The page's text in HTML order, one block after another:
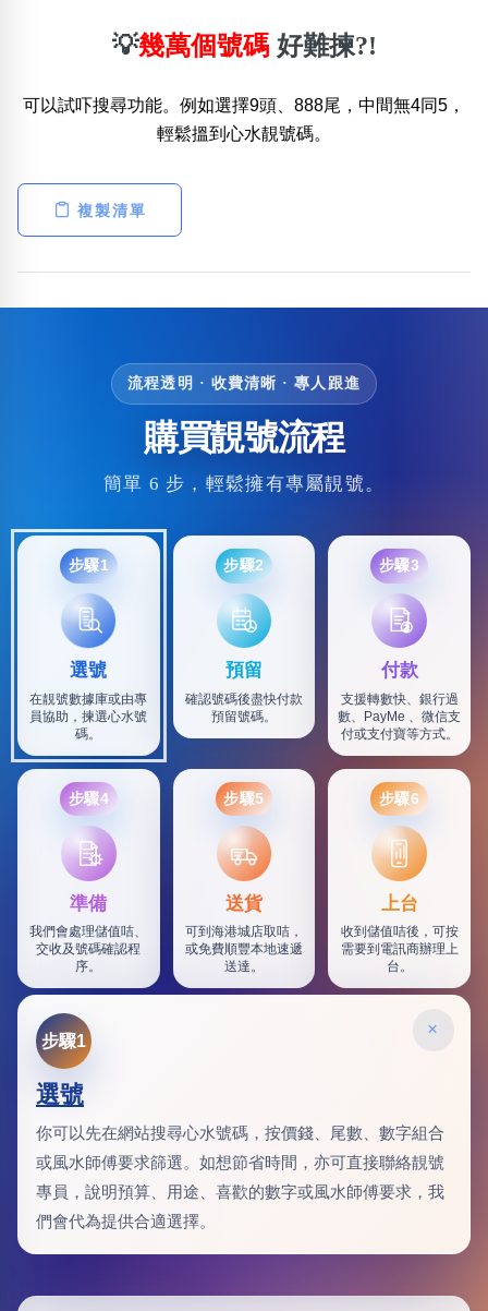
💡幾萬個號碼 好難揀?!
可以試吓搜尋功能。例如選擇9頭、888尾，中間無4同5，
輕鬆搵到心水靚號碼。
複製清單
流程透明 · 收費清晰 · 專人跟進
購買靚號流程
簡單 6 步，輕鬆擁有專屬靚號。
步驟1
選號
在靚號數據庫或由專
員協助，揀選心水號
碼。
步驟2
預留
確認號碼後盡快付款
預留號碼。
步驟3
付款
支援轉數快、銀行過
數、PayMe 、微信支
付或支付寶等方式。
步驟4
準備
我們會處理儲值咭、
交收及號碼確認程
序。
步驟5
SF
送貨
可到海港城店取咭，
或免費順豐本地速遞
送達。
步驟6
上台
收到儲值咭後，可按
需要到電訊商辦理上
台。
×
步驟1
選號
你可以先在網站搜尋心水號碼，按價錢、尾數、數字組合
或風水師傅要求篩選。如想節省時間，亦可直接聯絡靚號
專員，說明預算、用途、喜歡的數字或風水師傅要求，我
們會代為提供合適選擇。